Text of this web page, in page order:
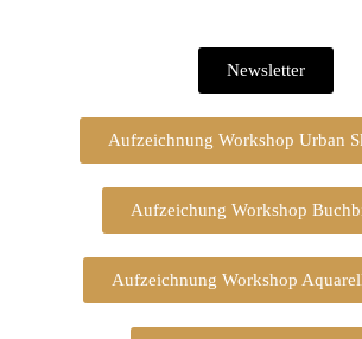
Newsletter
Aufzeichnung Workshop Urban
Aufzeichung Workshop
Aufzeichnung Workshop